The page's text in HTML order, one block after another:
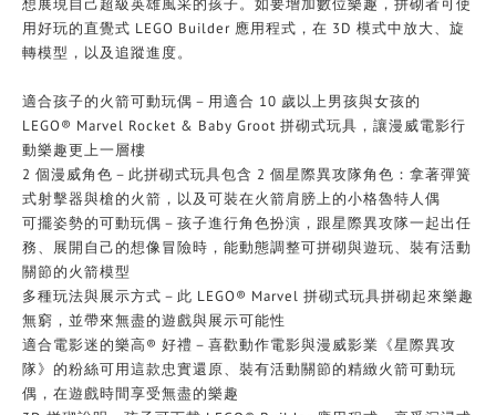
想展現自己超級英雄風采的孩子。如要增加數位樂趣，拼砌者可使
用好玩的直覺式 LEGO Builder 應用程式，在 3D 模式中放大、旋
轉模型，以及追蹤進度。
適合孩子的火箭可動玩偶－用適合 10 歲以上男孩與女孩的
LEGO® Marvel Rocket & Baby Groot 拼砌式玩具，讓漫威電影行
動樂趣更上一層樓
2 個漫威角色－此拼砌式玩具包含 2 個星際異攻隊角色：拿著彈簧
式射擊器與槍的火箭，以及可裝在火箭肩膀上的小格魯特人偶
可擺姿勢的可動玩偶－孩子進行角色扮演，跟星際異攻隊一起出任
務、展開自己的想像冒險時，能動態調整可拼砌與遊玩、裝有活動
關節的火箭模型
多種玩法與展示方式－此 LEGO® Marvel 拼砌式玩具拼砌起來樂趣
無窮，並帶來無盡的遊戲與展示可能性
適合電影迷的樂高® 好禮－喜歡動作電影與漫威影業《星際異攻
隊》的粉絲可用這款忠實還原、裝有活動關節的精緻火箭可動玩
偶，在遊戲時間享受無盡的樂趣